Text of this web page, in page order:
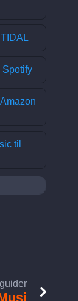
Spotify
til